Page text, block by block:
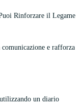
Rinforzare il Legame
e rafforza
un diario